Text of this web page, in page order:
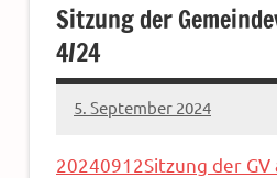
Sitzung der
4/24
5. September 2024
Sven
20240912Sitzung der GV